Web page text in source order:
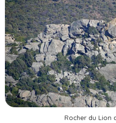
Rocher du Lion